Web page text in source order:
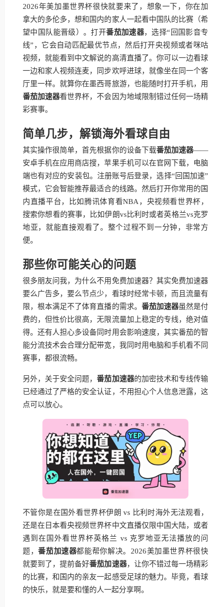
2026年美加墨世界杯很快就要来了，想象一下，你在加
拿大的多伦多，想和国内的家人一起看中国队的比赛（希
望中国队能晋级）。打开番茄加速器，选择“回国影音专
线”，它会自动匹配最优节点，然后打开央视频或者咪咕
视频，就能看到中文解说的高清直播了。你可以一边看球
一边和家人视频连麦，同步欢呼进球，就像坐在同一个客
厅里一样。就算你在墨西哥旅游，也能随时打开手机，用
番茄加速器看世界杯，不会因为地域限制错过任何一场精
彩赛事。
简单几步，解锁海外看球自由
其实操作很简单，首先根据你的设备下载番茄加速器——
安卓手机在应用商店搜，苹果手机可以在官网下载，电脑
端也有对应的安装包。注册账号后登录，选择“回国加速”
模式，它会智能推荐最适合的线路。然后打开你常用的国
内直播平台，比如腾讯体育看NBA，央视频看世界杯，
搜索你想看的赛事，比如伊朗vs比利时或者英格兰vs克罗
地亚，就能直接观看了。整个过程不到一分钟，非常方
便。
那些你可能关心的问题
很多朋友问我，为什么不用免费加速器？其实免费加速器
要么广告多，要么节点少，看球时经常卡顿，而且流量有
限，根本满足不了体育直播的需求。 番茄加速器虽然是付
费的，但性价比很高，无限流量加上稳定的专线，绝对值
得。还有人担心多设备同时用会影响速度，其实番茄的智
能分流技术会合理分配带宽，我同时用电脑和手机看不同
赛事，都很流畅。
另外，关于安全问题，番茄加速器的加密技术和专线传输
已经通过了严格的安全认证，不用担心个人信息泄露，这
点可以放心。
不管你是在国外看世界杯伊朗 vs 比利时海外无法观看，
还是在日本看央视频世界杯中文直播仅限中国大陆，或者
遇到在国外看世界杯英格兰 vs 克罗地亚无法播放的问
题，番茄加速器都能帮你解决。2026美加墨世界杯很快
就要到了，提前备好番茄加速器，让你不错过每一场精彩
的比赛，和国内的亲友一起感受足球的魅力。毕竟，看球
的快乐，就是要和懂的人一起分享啊。